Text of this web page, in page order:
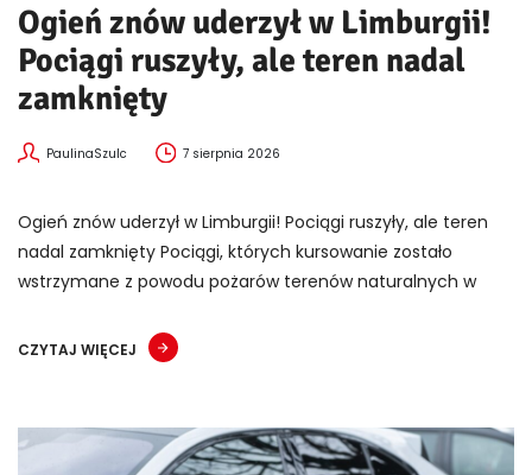
Ogień znów uderzył w Limburgii!
Pociągi ruszyły, ale teren nadal
zamknięty
PaulinaSzulc 7 sierpnia 2026
Ogień znów uderzył w Limburgii! Pociągi ruszyły, ale teren
nadal zamknięty Pociągi, których kursowanie zostało
wstrzymane z powodu pożarów terenów naturalnych w
CZYTAJ WIĘCEJ